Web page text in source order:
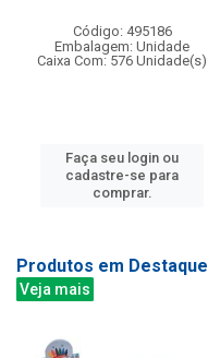
Código: 495186
Embalagem: Unidade
Caixa Com: 576 Unidade(s)
Faça seu login ou
cadastre-se para
comprar.
Produtos em Destaque
Veja mais